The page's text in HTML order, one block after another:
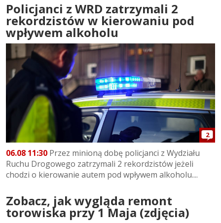
Policjanci z WRD zatrzymali 2
rekordzistów w kierowaniu pod
wpływem alkoholu
2
06.08 11:30 Przez minioną dobę policjanci z Wydziału
Ruchu Drogowego zatrzymali 2 rekordzistów jeżeli
chodzi o kierowanie autem pod wpływem alkoholu....
Zobacz, jak wygląda remont
torowiska przy 1 Maja (zdjęcia)